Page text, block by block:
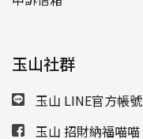
玉山社群
玉山 LINE官方帳號
玉山 招財納福喵喵